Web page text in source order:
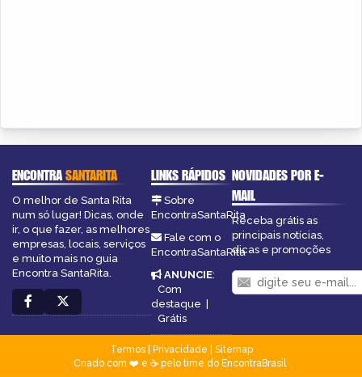
ENCONTRASANTARITA
O melhor de Santa Rita
num só lugar! Dicas, onde
ir, o que fazer, as melhores
empresas, locais, serviços
e muito mais no guia
Encontra SantaRita.
LINKS RÁPIDOS
Sobre
EncontraSantaRita
Fale com o
EncontraSantaRita
ANUNCIE:
Com
destaque
Grátis
NOVIDADES POR E-
MAIL
Receba grátis as
principais notícias,
dicas e promoções
Termos| Privacidade
Sitemap
Criado com ❤️ e ☕ pelo time do EncontraBrasil